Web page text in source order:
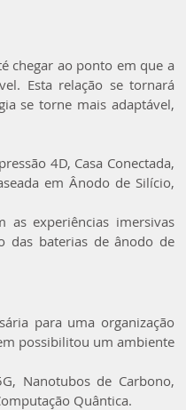
chegar ao ponto em que a
Esta relação se tornará
se torne mais adaptável,
4D, Casa Conectada,
em Ânodo de Silício,
as experiências imersivas
das baterias de ânodo de
para uma organização
possibilitou um ambiente
Nanotubos de Carbono,
Quântica.